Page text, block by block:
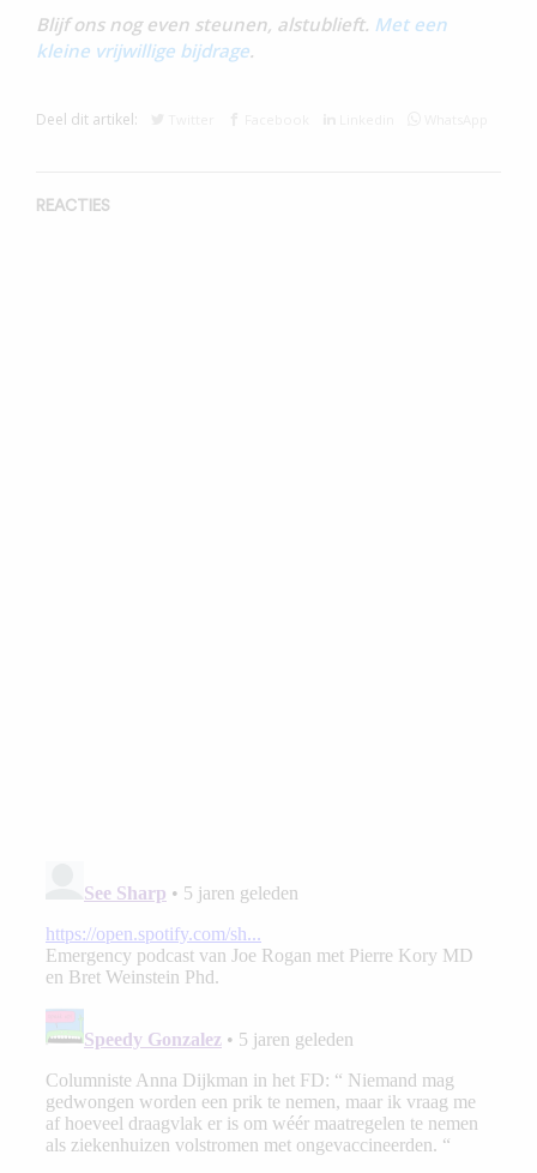
Blijf ons nog even steunen, alstublieft. Met een
kleine vrijwillige bijdrage.
Deel dit artikel:
REACTIES